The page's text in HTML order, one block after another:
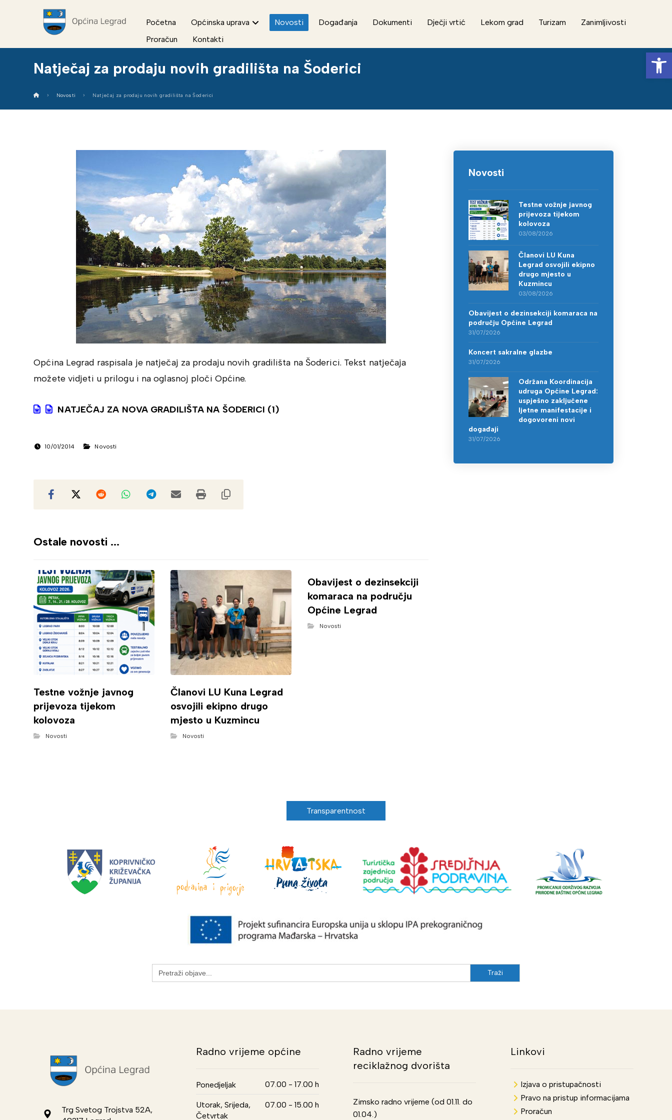
Početna Općinska uprava Novosti Događanja Dokumenti Dječji vrtić Lekom grad Turizam
Zanimljivosti
Proračun
Kontakti
Natječaj za prodaju novih gradilišta na Šoderici
Novosti Natječaj za prodaju novih gradilišta na Šoderici
Općina Legrad raspisala je natječaj za prodaju novih gradilišta na Šoderici. Tekst natječaja
možete vidjeti u prilogu i na oglasnoj ploči Općine.
NATJEČAJ ZA NOVA GRADILIŠTA NA ŠODERICI (1)
10/01/2014 Novosti
Ostale novosti ...
Testne vožnje javnog
prijevoza tijekom
kolovoza
Novosti
Članovi LU Kuna Legrad
osvojili ekipno drugo
mjesto u Kuzmincu
Novosti
Obavijest o dezinsekciji
komaraca na području
Općine Legrad
Novosti
Novosti
Testne vožnje javnog
prijevoza tijekom
kolovoza
03/08/2026
Članovi LU Kuna
Legrad osvojili ekipno
drugo mjesto u
Kuzmincu
03/08/2026
Obavijest o dezinsekciji komaraca na
području Općine Legrad
31/07/2026
Koncert sakralne glazbe
31/07/2026
Održana Koordinacija
udruga Općine Legrad:
uspješno zaključene
ljetne manifestacije i
dogovoreni novi
događaji
31/07/2026
Transparentnost
Search
for:
Trg Svetog Trojstva 52A,
Radno vrijeme općine
Ponedjeljak 07.00 - 17.00 h
Utorak, Srijeda,
Četvrtak
07.00 - 15.00 h
Radno vrijeme
reciklažnog dvorišta
Zimsko radno vrijeme (od 01.11. do
01.04.)
Linkovi
Izjava o pristupačnosti
Pravo na pristup informacijama
Proračun